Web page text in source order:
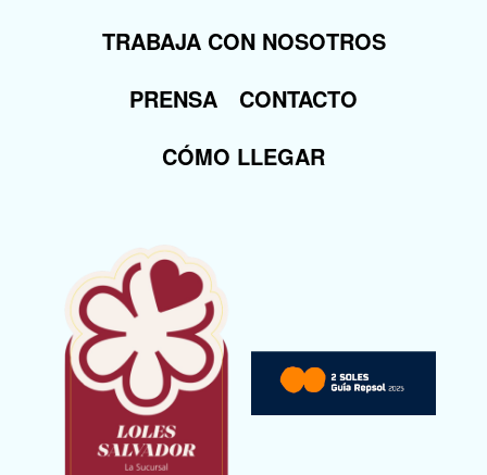
TRABAJA CON NOSOTROS
PRENSA
CONTACTO
CÓMO LLEGAR